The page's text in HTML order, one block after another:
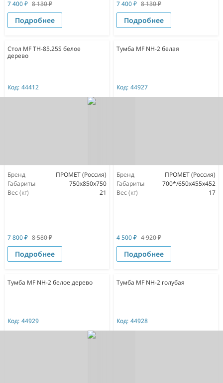
7 400₽ 8 130₽
Подробнее
7 400₽ 8 130₽
Подробнее
Стол MF TH-85.25S белое
дерево
Код: 44412
Бренд
ПРОМЕТ (Россия)
Габариты
750x850x750
Вес (кг)
21
7 800₽ 8 580₽
Подробнее
Тумба MF NH-2 белая
Код: 44927
Бренд
ПРОМЕТ (Россия)
Габариты
700*/650x455x452
Вес (кг)
17
4 500₽ 4 920₽
Подробнее
Тумба MF NH-2 белое дерево
Код: 44929
Тумба MF NH-2 голубая
Код: 44928